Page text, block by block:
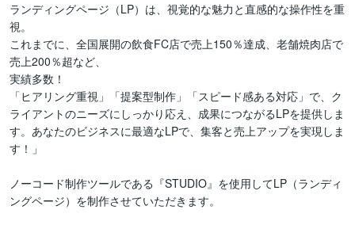
ランディングページ（LP）は、視覚的な魅力と直感的な操作性を重
視。
これまでに、全国展開の飲食FC店で売上150％達成、老舗焼肉店で
売上200％超など、
実績多数！
「ヒアリング重視」「提案型制作」「スピード感ある対応」で、ク
ライアントのニーズにしっかり応え、成果につながるLPを提供しま
す。あなたのビジネスに最適なLPで、集客と売上アップを実現しま
す！」
ノーコード制作ツールである『STUDIO』を使用してLP（ランディ
ングページ）を制作させていただきます。